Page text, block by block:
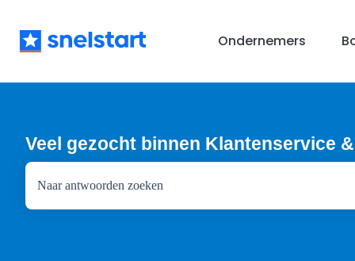
Ondernemers
Veel gezocht binnen Klantenservice